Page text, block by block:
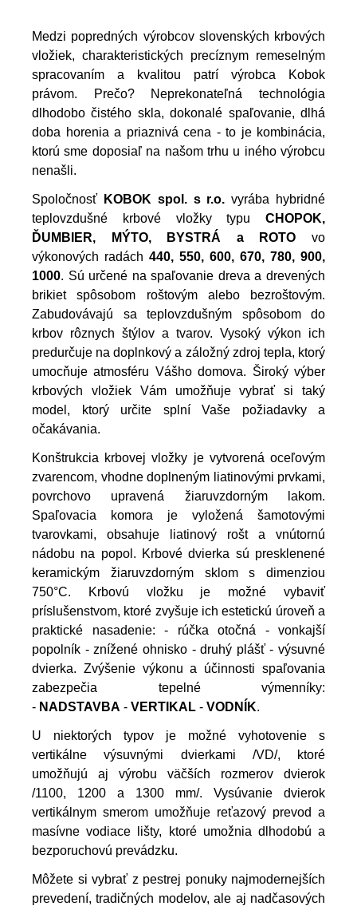
Medzi popredných výrobcov slovenských krbových
vložiek, charakteristických precíznym remeselným
spracovaním a kvalitou patrí výrobca Kobok
právom. Prečo? Neprekonateľná technológia
dlhodobo čistého skla, dokonalé spaľovanie, dlhá
doba horenia a priaznivá cena - to je kombinácia,
ktorú sme doposiaľ na našom trhu u iného výrobcu
nenašli.
Spoločnosť KOBOK spol. s r.o. vyrába hybridné
teplovzdušné krbové vložky typu CHOPOK,
ĎUMBIER, MÝTO, BYSTRÁ a ROTO vo
výkonových radách 440, 550, 600, 670, 780, 900,
1000. Sú určené na spaľovanie dreva a drevených
brikiet spôsobom roštovým alebo bezroštovým.
Zabudovávajú sa teplovzdušným spôsobom do
krbov rôznych štýlov a tvarov. Vysoký výkon ich
predurčuje na doplnkový a záložný zdroj tepla, ktorý
umocňuje atmosféru Vášho domova. Široký výber
krbových vložiek Vám umožňuje vybrať si taký
model, ktorý určite splní Vaše požiadavky a
očakávania.
Konštrukcia krbovej vložky je vytvorená oceľovým
zvarencom, vhodne doplneným liatinovými prvkami,
povrchovo upravená žiaruvzdorným lakom.
Spaľovacia komora je vyložená šamotovými
tvarovkami, obsahuje liatinový rošt a vnútornú
nádobu na popol. Krbové dvierka sú presklenené
keramickým žiaruvzdorným sklom s dimenziou
750°C. Krbovú vložku je možné vybaviť
príslušenstvom, ktoré zvyšuje ich estetickú úroveň a
praktické nasadenie: - rúčka otočná - vonkajší
popolník - znížené ohnisko - druhý plášť - výsuvné
dvierka. Zvýšenie výkonu a účinnosti spaľovania
zabezpečia tepelné výmenníky:
- NADSTAVBA - VERTIKAL - VODNÍK.
U niektorých typov je možné vyhotovenie s
vertikálne výsuvnými dvierkami /VD/, ktoré
umožňujú aj výrobu väčších rozmerov dvierok
/1100, 1200 a 1300 mm/. Vysúvanie dvierok
vertikálnym smerom umožňuje reťazový prevod a
masívne vodiace lišty, ktoré umožnia dlhodobú a
bezporuchovú prevádzku.
Môžete si vybrať z pestrej ponuky najmodernejších
prevedení, tradičných modelov, ale aj nadčasových